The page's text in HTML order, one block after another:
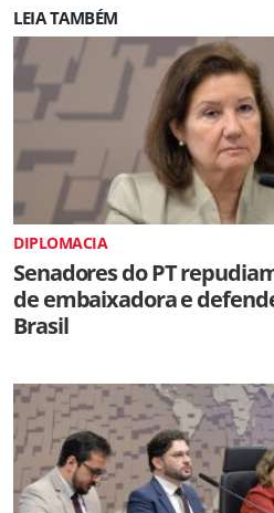
LEIA TAMBÉM
DIPLOMACIA
Senadores do PT
de embaixadora e
Brasil